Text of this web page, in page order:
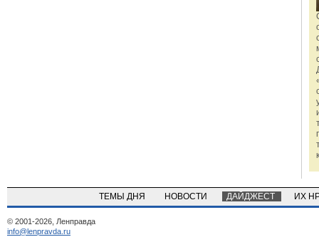
ТЕМЫ ДНЯ НОВОСТИ ДАЙДЖЕСТ ИХ
© 2001-2026, Ленправда
info@lenpravda.ru